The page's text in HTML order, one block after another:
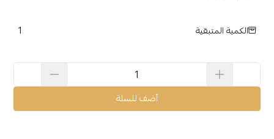
الكمية المتبقية 1
أضف للسلة